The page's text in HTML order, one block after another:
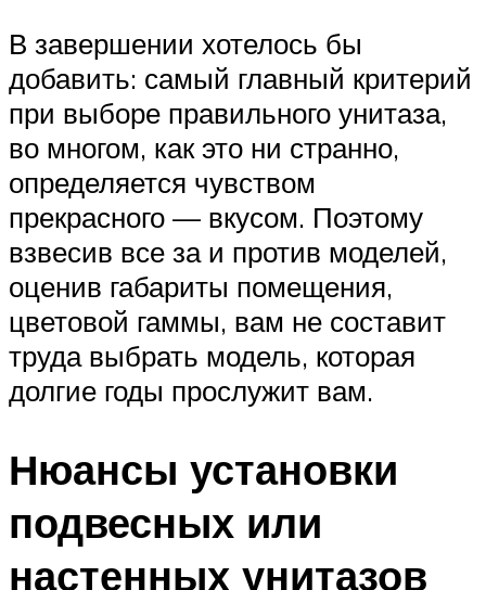
В завершении хотелось бы
добавить: самый главный критерий
при выборе правильного унитаза,
во многом, как это ни странно,
определяется чувством
прекрасного — вкусом. Поэтому
взвесив все за и против моделей,
оценив габариты помещения,
цветовой гаммы, вам не составит
труда выбрать модель, которая
долгие годы прослужит вам.
Нюансы установки
подвесных или
настенных унитазов